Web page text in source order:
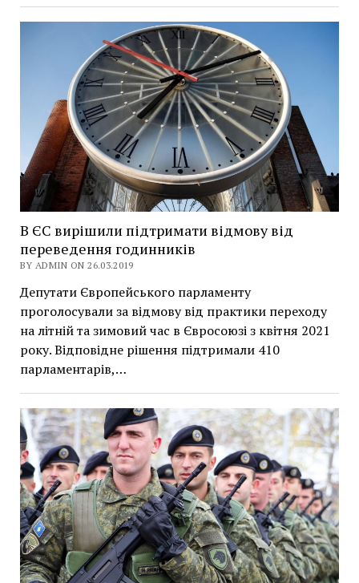
В ЄС вирішили підтримати відмову від
переведення годинників
BY ADMIN ON 26.03.2019
Депутати Європейського парламенту
проголосували за відмову від практики переходу
на літній та зимовий час в Євросоюзі з квітня 2021
року. Відповідне рішення підтримали 410
парламентарів,…